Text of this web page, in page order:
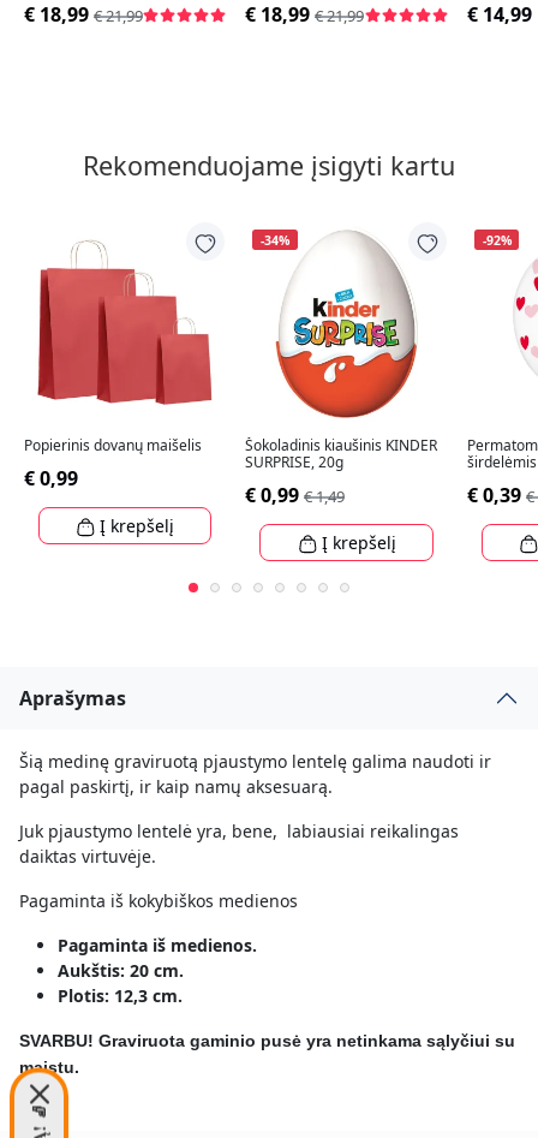
€ 18,99 € 21,99 € 18,99 € 21,99 € 14,99
Rekomenduojame įsigyti kartu
Popierinis dovanų maišelis
€ 0,99
Į krepšelį
-34%
Šokoladinis kiaušinis KINDER
SURPRISE, 20g
€ 0,99 € 1,49
Į krepšelį
-92%
€ 0,39 €
Aprašymas
Šią medinę graviruotą pjaustymo lentelę galima naudoti ir
pagal paskirtį, ir kaip namų aksesuarą.
Juk pjaustymo lentelė yra, bene, labiausiai reikalingas
daiktas virtuvėje.
Pagaminta iš kokybiškos medienos
Pagaminta iš medienos.
Aukštis: 20 cm.
Plotis: 12,3 cm.
SVARBU! Graviruota gaminio pusė yra netinkama sąlyčiui su
maistu.